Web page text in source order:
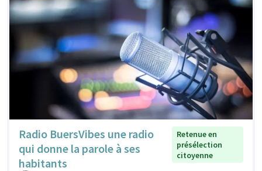
Radio BuersVibes une radio
qui donne la parole à ses
habitants
Retenue en
présélection
citoyenne